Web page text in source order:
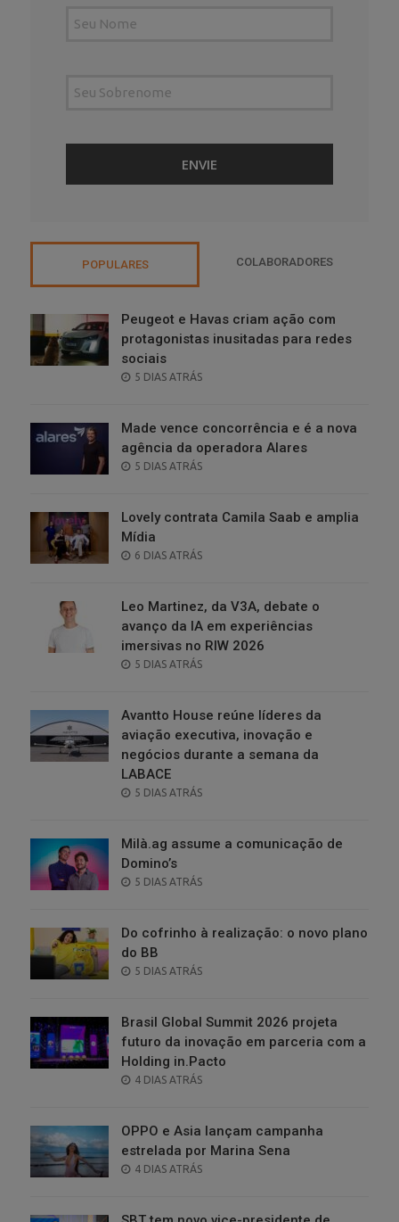
POPULARES COLABORADORES
Peugeot e Havas criam ação com
protagonistas inusitadas para redes
sociais
POSTED
5 DIAS ATRÁS
Made vence concorrência e é a nova
agência da operadora Alares
POSTED
5 DIAS ATRÁS
Lovely contrata Camila Saab e amplia
Mídia
POSTED
6 DIAS ATRÁS
Leo Martinez, da V3A, debate o
avanço da IA em experiências
imersivas no RIW 2026
POSTED
5 DIAS ATRÁS
Avantto House reúne líderes da
aviação executiva, inovação e
negócios durante a semana da
LABACE
POSTED
5 DIAS ATRÁS
Milà.ag assume a comunicação de
Domino’s
POSTED
5 DIAS ATRÁS
Do cofrinho à realização: o novo plano
do BB
POSTED
5 DIAS ATRÁS
Brasil Global Summit 2026 projeta
futuro da inovação em parceria com a
Holding in.Pacto
POSTED
4 DIAS ATRÁS
OPPO e Asia lançam campanha
estrelada por Marina Sena
POSTED
4 DIAS ATRÁS